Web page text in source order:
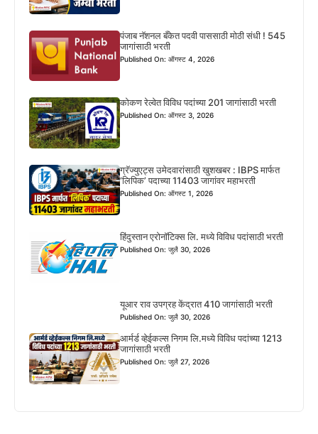
पंजाब नॅशनल बँकेत पदवी पाससाठी मोठी संधी ! 545
जागांसाठी भरती
Published On: ऑगस्ट 4, 2026
कोकण रेल्वेत विविध पदांच्या 201 जागांसाठी भरती
Published On: ऑगस्ट 3, 2026
ग्रॅज्युएट्स उमेदवारांसाठी खुशखबर : IBPS मार्फत
‘लिपिक’ पदाच्या 11403 जागांवर महाभरती
Published On: ऑगस्ट 1, 2026
हिंदुस्तान एरोनॉटिक्स लि. मध्ये विविध पदांसाठी भरती
Published On: जुलै 30, 2026
यूआर राव उपग्रह केंद्रात 410 जागांसाठी भरती
Published On: जुलै 30, 2026
आर्मर्ड व्हेईकल्स निगम लि.मध्ये विविध पदांच्या 1213
जागांसाठी भरती
Published On: जुलै 27, 2026